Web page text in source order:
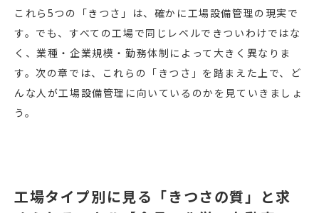
これら5つの「きつさ」は、確かに工場設備管理の現実で
す。でも、すべての工場で同じレベルできついわけではな
く、業種・企業規模・勤務体制によって大きく異なりま
す。次の章では、これらの「きつさ」を踏まえた上で、ど
んな人が工場設備管理に向いているのかを見ていきましょ
う。
工場タイプ別に見る「きつさの質」と求